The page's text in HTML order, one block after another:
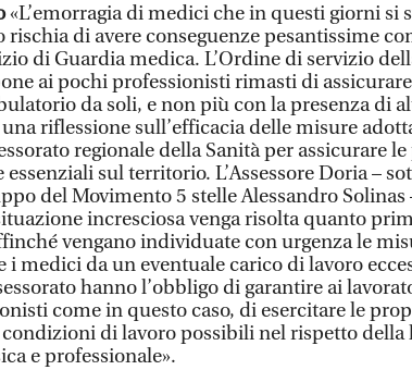
«L’emorragia di medici che in questi giorni si
rischia di avere conseguenze pesantissime
di Guardia medica. L’Ordine di servizio
ai pochi professionisti rimasti di
da soli, e non più con la presenza di
riflessione sull’efficacia delle misure
regionale della Sanità per assicurare
essenziali sul territorio. L’Assessore Doria –
del Movimento 5 stelle Alessandro
incresciosa venga risolta quanto
vengano individuate con urgenza le
i medici da un eventuale carico di lavoro
hanno l’obbligo di garantire ai
come in questo caso, di esercitare le
di lavoro possibili nel rispetto della
e professionale».